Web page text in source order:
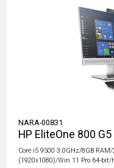
NARA-00831
HP EliteOne 800 G5
Core i5 9500 3.0GHz/8GB
(1920x1080)/Win 11 Pro 64-